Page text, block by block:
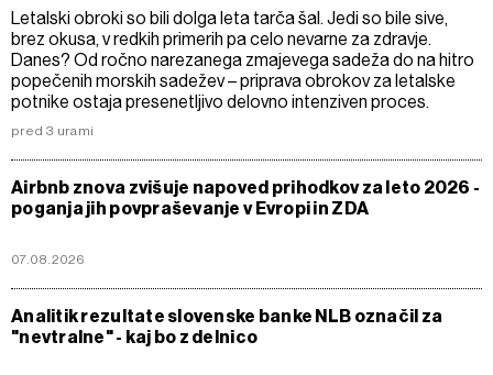
Letalski obroki so bili dolga leta tarča šal. Jedi so bile sive,
brez okusa, v redkih primerih pa celo nevarne za zdravje.
Danes? Od ročno narezanega zmajevega sadeža do na hitro
popečenih morskih sadežev – priprava obrokov za letalske
potnike ostaja presenetljivo delovno intenziven proces.
pred 3 urami
Airbnb znova zvišuje napoved prihodkov za leto 2026 -
poganja jih povpraševanje v Evropi in ZDA
07.08.2026
Analitik rezultate slovenske banke NLB označil za
"nevtralne" - kaj bo z delnico